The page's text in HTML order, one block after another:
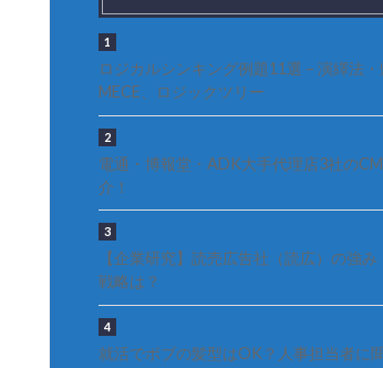
ロジカルシンキング例題11選 – 演繹法・
MECE、ロジックツリー
電通・博報堂・ADK大手代理店3社の
介！
【企業研究】読売広告社（読広）の強
戦略は？
就活でボブの髪型はOK？人事担当者に